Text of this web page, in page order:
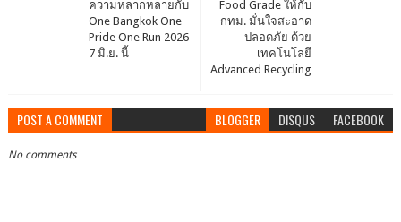
Food Grade ให้กับ
กทม. มั่นใจสะอาด
ปลอดภัย ด้วย
เทคโนโลยี
Advanced Recycling
ความหลากหลายกับ
One Bangkok One
Pride One Run 2026
7 มิ.ย. นี้
POST A COMMENT BLOGGER DISQUS FACEBOOK
No comments